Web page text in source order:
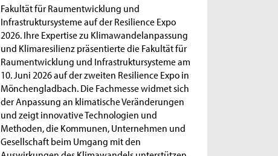
Fakultät für Raumentwicklung und
Infrastruktursysteme auf der Resilience Expo
2026. Ihre Expertise zu Klimawandelanpassung
und Klimaresilienz präsentierte die Fakultät für
Raumentwicklung und Infrastruktursysteme am
10. Juni 2026 auf der zweiten Resilience Expo in
Mönchengladbach. Die Fachmesse widmet sich
der Anpassung an klimatische Veränderungen
und zeigt innovative Technologien und
Methoden, die Kommunen, Unternehmen und
Gesellschaft beim Umgang mit den